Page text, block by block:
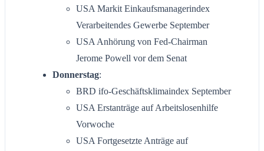
USA Markit Einkaufsmanagerindex
Verarbeitendes Gewerbe September
USA Anhörung von Fed-Chairman
Jerome Powell vor dem Senat
Donnerstag:
BRD ifo-Geschäftsklimaindex September
USA Erstanträge auf Arbeitslosenhilfe
Vorwoche
USA Fortgesetzte Anträge auf